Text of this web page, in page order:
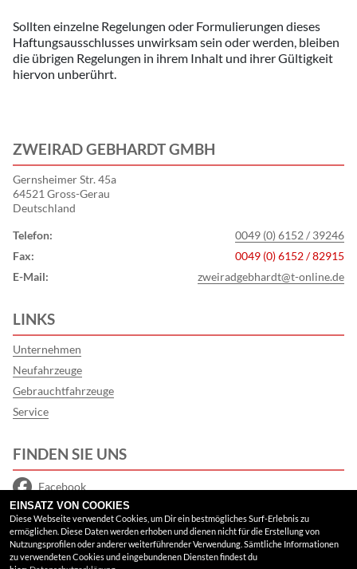
Sollten einzelne Regelungen oder Formulierungen dieses
Haftungsausschlusses unwirksam sein oder werden, bleiben
die übrigen Regelungen in ihrem Inhalt und ihrer Gültigkeit
hiervon unberührt.
ZWEIRAD GEBHARDT GMBH
Gernsheimer Str. 45a
64521 Gross-Gerau
Deutschland
Telefon:
0049 (0) 6152 / 39246
Fax:
0049 (0) 6152 / 82915
E-Mail:
zweiradgebhardt@t-online.de
LINKS
Unternehmen
Neufahrzeuge
Gebrauchtfahrzeuge
Service
FINDEN SIE UNS
Facebook
Google Maps
RECHTLICHES
EINSATZ VON COOKIES
Diese Webseite verwendet Cookies, um Dir ein bestmögliches Surf-Erlebnis zu
ermöglichen. Diese Daten werden erhoben und dienen nicht für die Erstellung von
Nutzungsprofilen oder anderer weiterführender Verwendung. Sämtliche Informationen
zu verwendeten Cookies und eingebundenen Diensten findest du